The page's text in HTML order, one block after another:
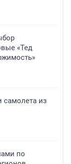
«Тед
самолета из
по